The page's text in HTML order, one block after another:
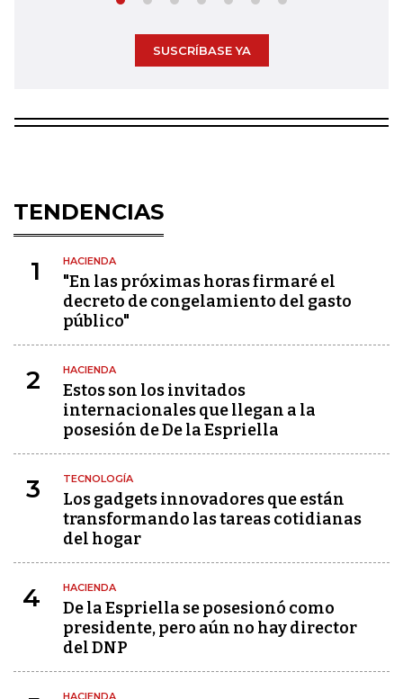
SUSCRÍBASE YA
TENDENCIAS
1 HACIENDA
"En las próximas horas firmaré el
decreto de congelamiento del gasto
público"
2 HACIENDA
Estos son los invitados
internacionales que llegan a la
posesión de De la Espriella
3 TECNOLOGÍA
Los gadgets innovadores que están
transformando las tareas cotidianas
del hogar
4 HACIENDA
De la Espriella se posesionó como
presidente, pero aún no hay director
del DNP
HACIENDA